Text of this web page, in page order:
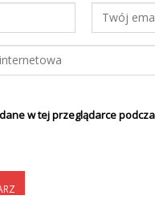
w tej przeglądarce